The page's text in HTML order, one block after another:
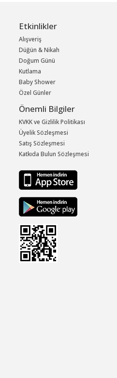
Etkinlikler
Alışveriş
Düğün & Nikah
Doğum Günü
Kutlama
Baby Shower
Özel Günler
Önemli Bilgiler
KVKK ve Gizlilik Politikası
Üyelik Sözleşmesi
Satış Sözleşmesi
Katkıda Bulun Sözleşmesi